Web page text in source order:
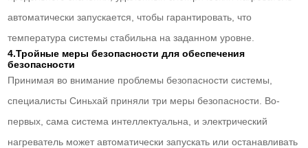
автоматически запускается, чтобы гарантировать, что
температура системы стабильна на заданном уровне.
4.Тройные меры безопасности для обеспечения
безопасности
Принимая во внимание проблемы безопасности системы,
специалисты Синьхай приняли три меры безопасности. Во-
первых, сама система интеллектуальна, и электрический
нагреватель может автоматически запускать или останавливать